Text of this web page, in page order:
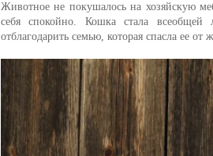
Животное не покушалось на хозяйскую
себя спокойно. Кошка стала
отблагодарить семью, которая спасла ее от